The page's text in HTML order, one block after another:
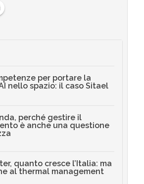
per portare la
nello spazio: il caso Sitael
perché gestire il
è anche una questione
quanto cresce l’Italia: ma
al thermal management